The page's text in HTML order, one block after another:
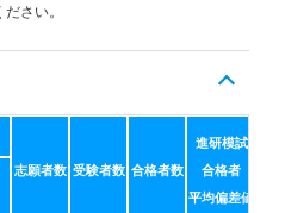
さい。
志願者数 受験者数 合格者数
進研模試
合格者
平均偏差値